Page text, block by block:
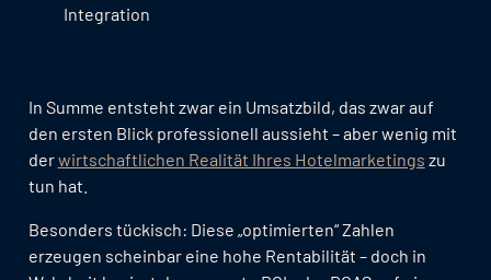
Integration
In Summe entsteht zwar ein Umsatzbild, das zwar auf
den ersten Blick professionell aussieht – aber wenig mit
derwirtschaftlichen Realität Ihres Hotelmarketings zu
tun hat.
Besonders tückisch: Diese „optimierten“ Zahlen
erzeugen scheinbar eine hohe Rentabilität – doch in